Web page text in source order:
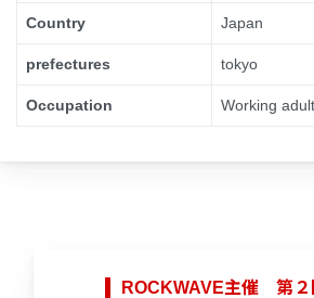
Country Japan
prefectures tokyo
Occupation Working adult
ROCKWAVE主催 第